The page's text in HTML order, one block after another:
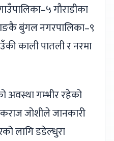
गौराडीका
बुंगल नगरपालिका–९
काली पातली र नरमा
अवस्था गम्भीर रहेको
जोशीले जानकारी
लागि डडेल्धुरा